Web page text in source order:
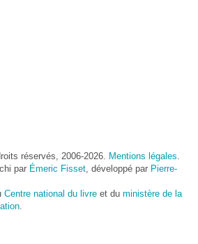
réservés, 2006-2026. Mentions légales.
par Émeric Fisset, développé par Pierre-
Centre national du livre et du ministère de la
.